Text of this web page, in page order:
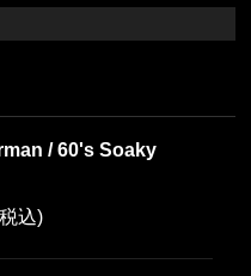
/ 60's Soaky
込)